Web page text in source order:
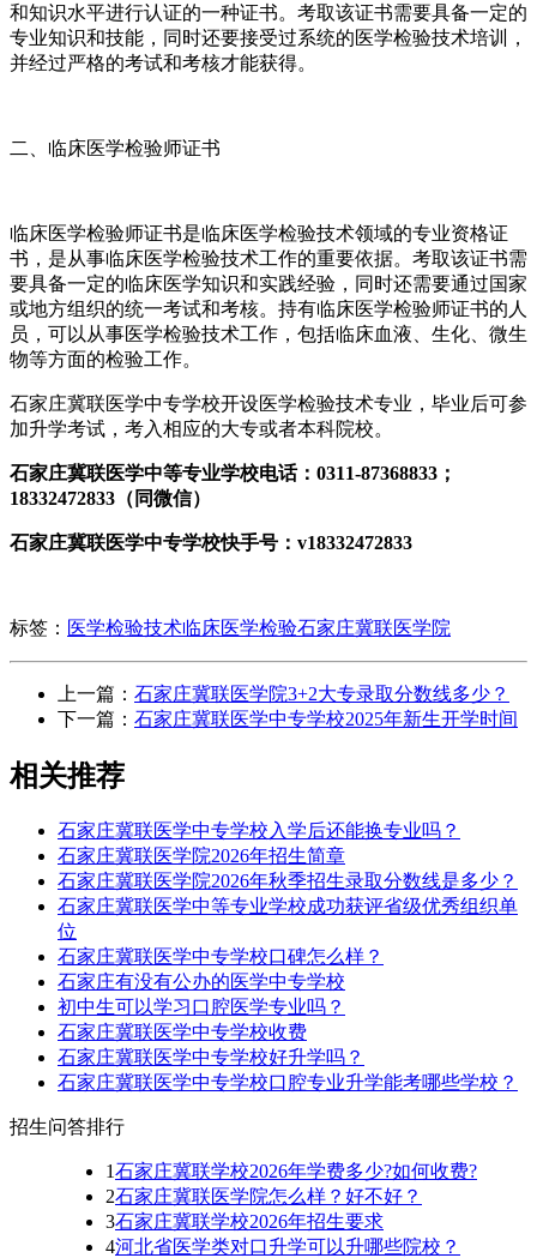
和知识水平进行认证的一种证书。考取该证书需要具备一定的
专业知识和技能，同时还要接受过系统的医学检验技术培训，
并经过严格的考试和考核才能获得。
二、临床医学检验师证书
临床医学检验师证书是临床医学检验技术领域的专业资格证
书，是从事临床医学检验技术工作的重要依据。考取该证书需
要具备一定的临床医学知识和实践经验，同时还需要通过国家
或地方组织的统一考试和考核。持有临床医学检验师证书的人
员，可以从事医学检验技术工作，包括临床血液、生化、微生
物等方面的检验工作。
石家庄冀联医学中专学校开设医学检验技术专业，毕业后可参
加升学考试，考入相应的大专或者本科院校。
石家庄冀联医学中等专业学校电话：0311-87368833；
18332472833（同微信）
石家庄冀联医学中专学校快手号：v18332472833
标签： 医学检验技术临床医学检验石家庄冀联医学院
上一篇： 石家庄冀联医学院3+2大专录取分数线多少？
下一篇： 石家庄冀联医学中专学校2025年新生开学时间
相关推荐
石家庄冀联医学中专学校入学后还能换专业吗？
石家庄冀联医学院2026年招生简章
石家庄冀联医学院2026年秋季招生录取分数线是多少？
石家庄冀联医学中等专业学校成功获评省级优秀组织单
位
石家庄冀联医学中专学校口碑怎么样？
石家庄有没有公办的医学中专学校
初中生可以学习口腔医学专业吗？
石家庄冀联医学中专学校收费
石家庄冀联医学中专学校好升学吗？
石家庄冀联医学中专学校口腔专业升学能考哪些学校？
招生问答排行
1石家庄冀联学校2026年学费多少?如何收费?
2石家庄冀联医学院怎么样？好不好？
3石家庄冀联学校2026年招生要求
4河北省医学类对口升学可以升哪些院校？